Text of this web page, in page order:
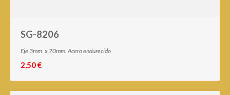
SG-8206
Eje 3mm. x 70mm. Acero endurecido
2,50 €